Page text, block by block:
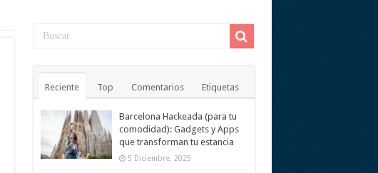
Reciente Top Comentarios Etiquetas
Barcelona Hackeada (para tu
comodidad): Gadgets y Apps
que transforman tu estancia
5 Diciembre, 2025